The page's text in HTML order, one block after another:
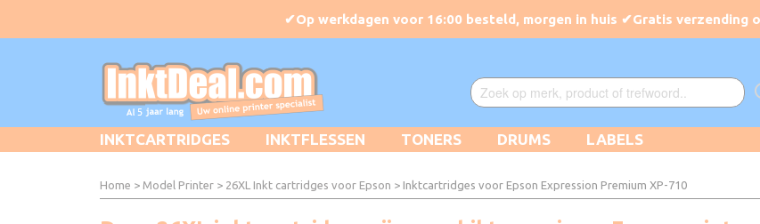
INKTCARTRIDGES INKTFLESSEN TONERS DRUMS LABELS
Home > Model Printer > 26XL Inkt cartridges voor Epson > Inktcartridges voor Epson Expression Premium XP-710